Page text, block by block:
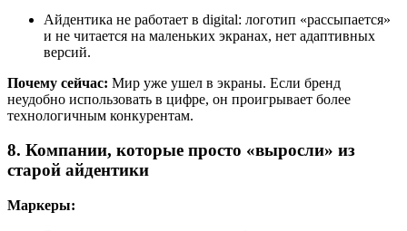
Айдентика не работает в digital: логотип «рассыпается»
и не читается на маленьких экранах, нет адаптивных
версий.
Почему сейчас: Мир уже ушел в экраны. Если бренд
неудобно использовать в цифре, он проигрывает более
технологичным конкурентам.
8. Компании, которые просто «выросли» из
старой айдентики
Маркеры: